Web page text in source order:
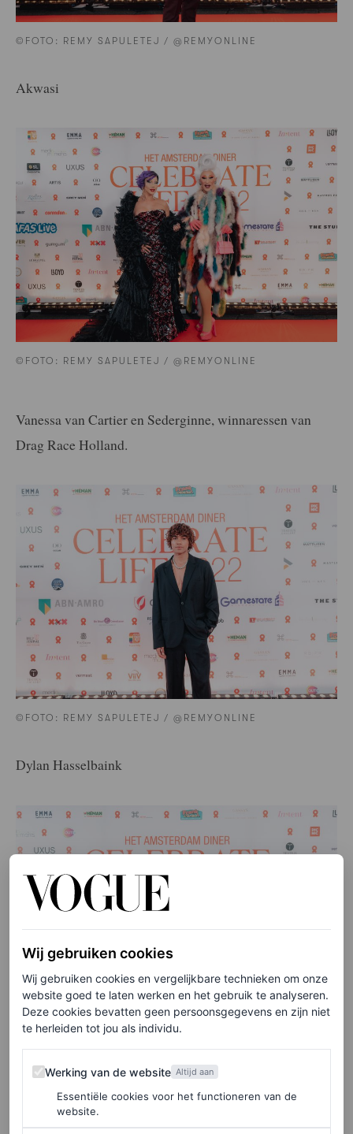
©FOTO: REMY SAPULETEJ / @REMYONLINE
Akwasi
©FOTO: REMY SAPULETEJ / @REMYONLINE
Vanessa van Cartier en Sederginne, winnaressen van
Drag Race Holland.
©FOTO: REMY SAPULETEJ / @REMYONLINE
Dylan Hasselbaink
©FOTO: REMY SAPULETEJ / @REMYONLINE
Miljuschka Witzenhausen
Wij gebruiken cookies
Wij gebruiken cookies en vergelijkbare technieken om onze
website goed te laten werken en het gebruik te analyseren.
Deze cookies bevatten geen persoonsgegevens en zijn niet
te herleiden tot jou als individu.
Werking van de website
Werking van de website Altijd aan
Essentiële cookies voor het functioneren van de
website.